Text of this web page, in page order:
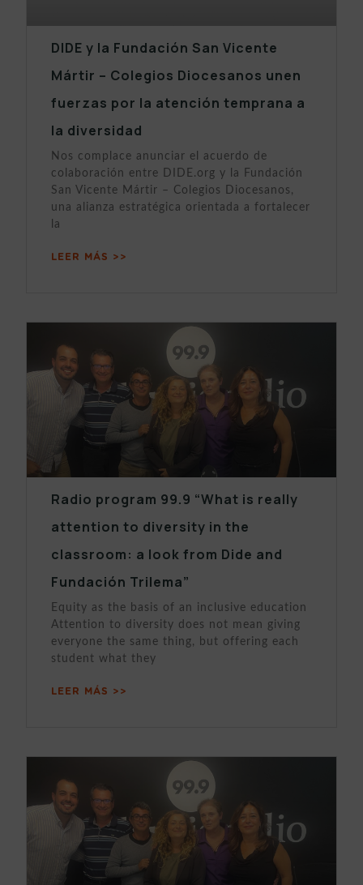
DIDE y la Fundación San Vicente
Mártir – Colegios Diocesanos unen
fuerzas por la atención temprana a
la diversidad
Nos complace anunciar el acuerdo de
colaboración entre DIDE.org y la Fundación
San Vicente Mártir – Colegios Diocesanos,
una alianza estratégica orientada a fortalecer
la
LEER MÁS >>
Radio program 99.9 “What is really
attention to diversity in the
classroom: a look from Dide and
Fundación Trilema”
Equity as the basis of an inclusive education
Attention to diversity does not mean giving
everyone the same thing, but offering each
student what they
LEER MÁS >>